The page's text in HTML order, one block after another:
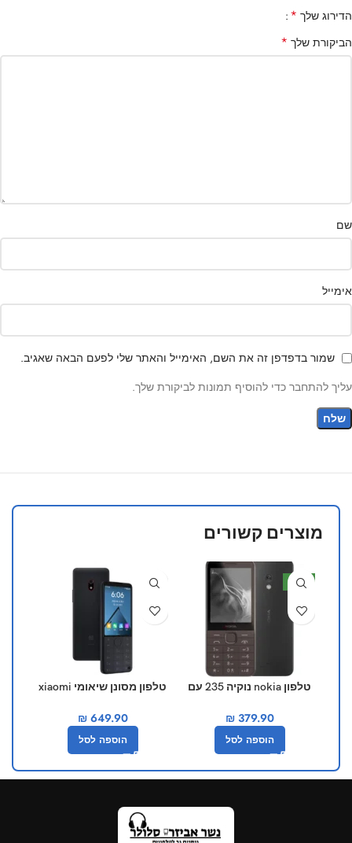
הדירוג שלך *
הביקורת שלך *
שם
אימייל
שמור בדפדפן זה את השם, האימייל והאתר שלי לפעם הבאה שאגיב.
עליך להתחבר כדי להוסיף תמונות לביקורת שלך.
מוצרים קשורים
חדש
טלפון nokia נוקיה 235 עם
כשר ₪379.90
הוספה לסל
טלפון מסונן שיאומי xiaomi
₪649.90
הוספה לסל